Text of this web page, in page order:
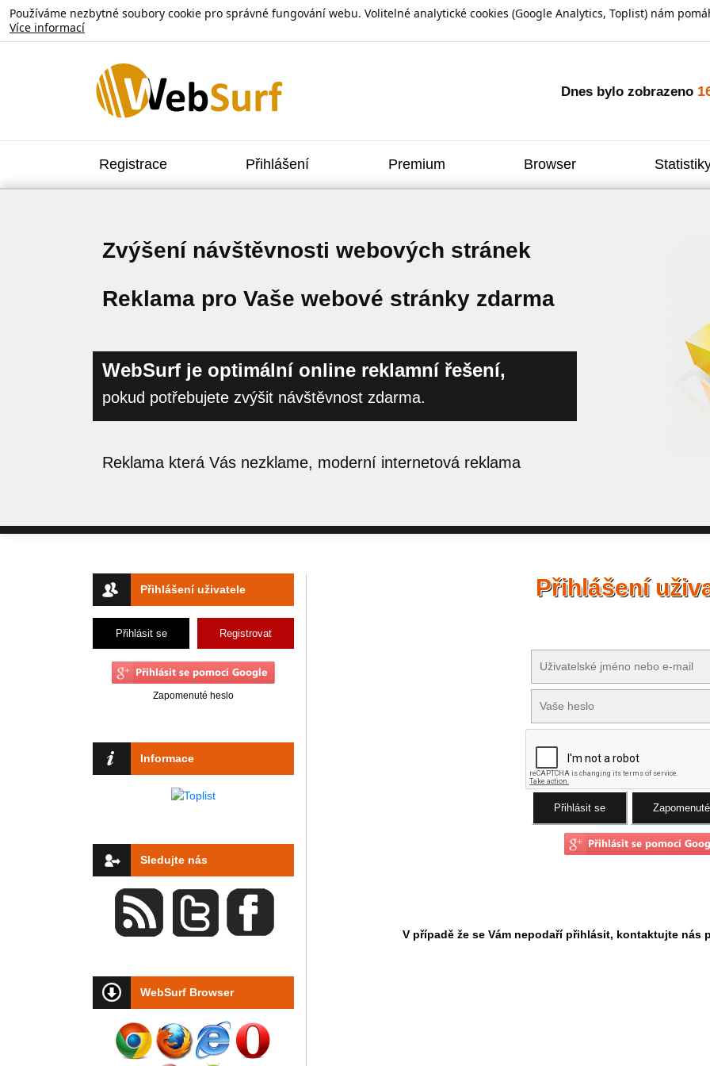
Používáme nezbytné soubory cookie pro správné fungování webu. Volitelné analytické cookies (Google Analytics, Toplist) nám
Více informací
Dnes bylo zobrazeno
Registrace Přihlášení Premium Browser
Zvýšení návštěvnosti webových stránek
Reklama pro Vaše webové stránky zdarma
WebSurf je optimální online reklamní řešení,
pokud potřebujete zvýšit návštěvnost zdarma.
Reklama která Vás nezklame, moderní internetová reklama
Přihlášení uživatele
Přihlásit se Registrovat
Zapomenuté heslo
Informace
Sledujte nás
WebSurf Browser
Přihlášení
V případě že se Vám nepodaří přihlásit, kontaktujte nás